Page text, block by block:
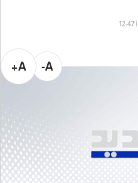
A-
A+